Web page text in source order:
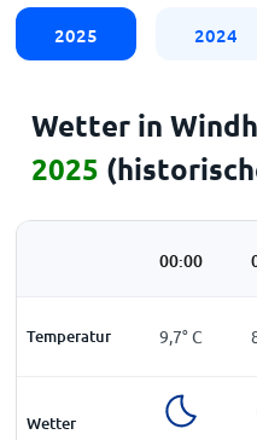
2025 2024
Wetter in
2025
00:00
Temperatur 9,7°C
Wetter